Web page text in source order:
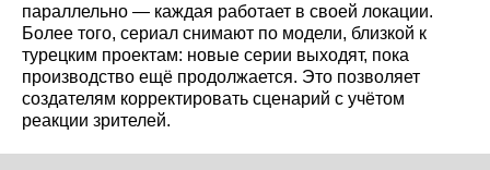
параллельно — каждая работает в своей локации.
Более того, сериал снимают по модели, близкой к
турецким проектам: новые серии выходят, пока
производство ещё продолжается. Это позволяет
создателям корректировать сценарий с учётом
реакции зрителей.